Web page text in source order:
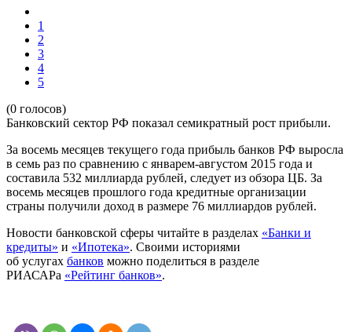
1
2
3
4
5
(0 голосов)
Банковский сектор РФ показал семикратный рост прибыли.
За восемь месяцев текущего года прибыль банков РФ выросла
в семь раз по сравнению с январем-августом 2015 года и
составила 532 миллиарда рублей, следует из обзора ЦБ. За
восемь месяцев прошлого года кредитные организации
страны получили доход в размере 76 миллиардов рублей.
Новости банковской сферы читайте в разделах «Банки и
кредиты» и «Ипотека». Своими историями
об услугах банков можно поделиться в разделе
РИАСАРа «Рейтинг банков».